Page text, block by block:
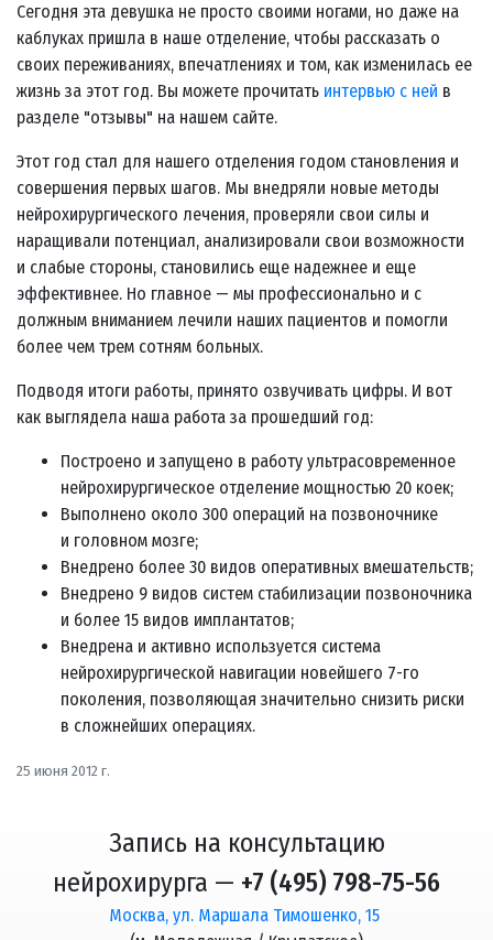
Сегодня эта девушка не просто своими ногами, но даже на
каблуках пришла в наше отделение, чтобы рассказать о
своих переживаниях, впечатлениях и том, как изменилась ее
жизнь за этот год. Вы можете прочитать интервью с ней в
разделе "отзывы" на нашем сайте.
Этот год стал для нашего отделения годом становления и
совершения первых шагов. Мы внедряли новые методы
нейрохирургического лечения, проверяли свои силы и
наращивали потенциал, анализировали свои возможности
и слабые стороны, становились еще надежнее и еще
эффективнее. Но главное — мы профессионально и с
должным вниманием лечили наших пациентов и помогли
более чем трем сотням больных.
Подводя итоги работы, принято озвучивать цифры. И вот
как выглядела наша работа за прошедший год:
Построено и запущено в работу ультрасовременное
нейрохирургическое отделение мощностью 20 коек;
Выполнено около 300 операций на позвоночнике
и головном мозге;
Внедрено более 30 видов оперативных вмешательств;
Внедрено 9 видов систем стабилизации позвоночника
и более 15 видов имплантатов;
Внедрена и активно используется система
нейрохирургической навигации новейшего 7-го
поколения, позволяющая значительно снизить риски
в сложнейших операциях.
25 июня 2012 г.
Запись на консультацию
нейрохирурга — +7 (495) 798-75-56
Москва, ул. Маршала Тимошенко, 15